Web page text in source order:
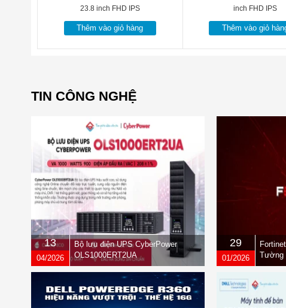
23.8 inch FHD IPS
Thêm vào giỏ hàng
inch FHD IPS
Thêm vào giỏ
TIN CÔNG NGHỆ
13
04/2026
Bộ lưu điện UPS CyberPower
OLS1000ERT2UA
29
01/2026
Tường
quyền